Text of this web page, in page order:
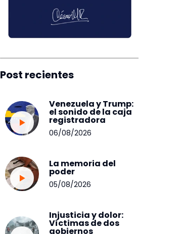
Post recientes
Venezuela y Trump:
el sonido de la caja
registradora
06/08/2026
La memoria del
poder
05/08/2026
Injusticia y dolor:
Víctimas de dos
gobiernos